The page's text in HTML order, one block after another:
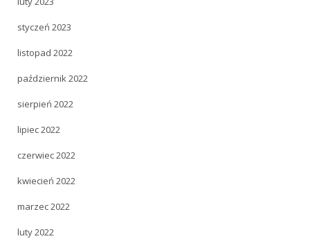
styczeń 2023
listopad 2022
październik 2022
sierpień 2022
lipiec 2022
czerwiec 2022
kwiecień 2022
marzec 2022
luty 2022